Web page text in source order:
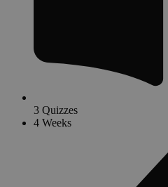
3 Quizzes
4 Weeks